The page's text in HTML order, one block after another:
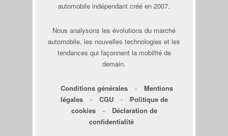
automobile indépendant créé en 2007.
Nous analysons les évolutions du marché
automobile, les nouvelles technologies et les
tendances qui façonnent la mobilité de
demain.
Conditions générales -
Mentions
légales
- CGU -
Politique de
cookies
-
Déclaration de
confidentialité